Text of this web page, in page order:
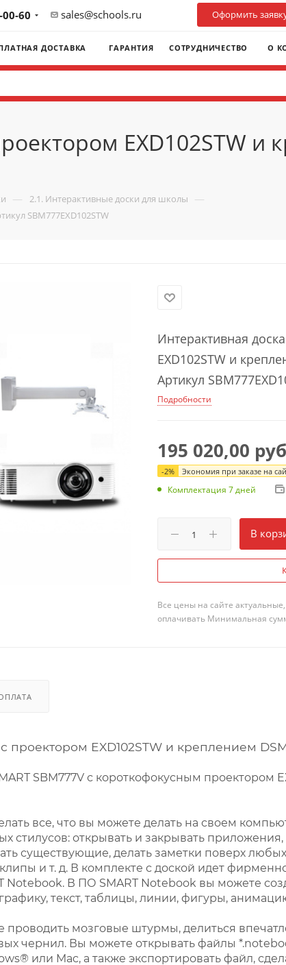
60 sales@schools.ru Оформить
ДОСТАВКА ГАРАНТИЯ СОТРУДНИЧЕСТВО О
EXD102STW и
— 2.1. Интерактивные доски для школы —
SBM777EXD102STW
Интерактивная
EXD102STW и
Артикул
Подробности
195 020,00
-2% Экономия при заказе на
Комплектация 7 дней
В
Все цены на сайте
оплачивать Минимальная
проектором EXD102STW и креплением
SBM777V с короткофокусным проектором
все, что вы можете делать на своем
открывать и закрывать
существующие, делать заметки поверх
и т. д. В комплекте с доской идет
Notebook. В ПО SMART Notebook вы можете
текст, таблицы, линии, фигуры,
мозговые штурмы, делиться
чернил. Вы можете открывать файлы
или Mac, а также экспортировать файл,